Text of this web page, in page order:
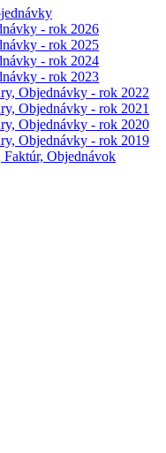
- rok 2026
- rok 2025
- rok 2024
- rok 2023
Objednávky - rok 2022
Objednávky - rok 2021
Objednávky - rok 2020
Objednávky - rok 2019
Objednávok